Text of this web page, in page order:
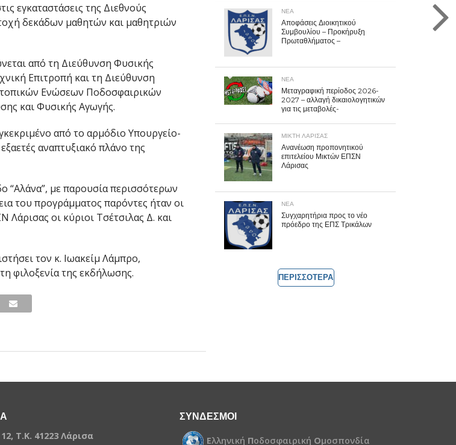
εγκαταστάσεις της Διεθνούς
δεκάδων μαθητών και μαθητριών
από τη Διεύθυνση Φυσικής
Επιτροπή και τη Διεύθυνση
τοπικών Ενώσεων Ποδοσφαιρικών
και Φυσικής Αγωγής.
από το αρμόδιο Υπουργείο-
αναπτυξιακό πλάνο της
“Αλάνα”, με παρουσία περισσότερων
του προγράμματος παρόντες ήταν οι
οι κύριοι Τσέτσιλας Δ. και
τον κ. Ιωακείμ Λάμπρο,
φιλοξενία της εκδήλωσης.
ΝΕΑ
Αποφάσεις Διοικητικού
Συμβουλίου – Προκήρυξη
Πρωταθλήματος –
ΝΕΑ
Μεταγραφική περίοδος 2026-
2027 – αλλαγή δικαιολογητικών
για τις μεταβολές-
ΜΙΚΤΗ ΛΑΡΙΣΑΣ
Ανανέωση προπονητικού
επιτελείου Μικτών ΕΠΣΝ
Λάρισας
ΝΕΑ
Συγχαρητήρια προς το νέο
πρόεδρο της ΕΠΣ Τρικάλων
ΠΕΡΙΣΣΟΤΕΡΑ
Τ.Κ. 41223 Λάρισα
ΣΥΝΔΕΣΜΟΙ
Ελληνική Ποδοσφαιρική Ομοσπονδία